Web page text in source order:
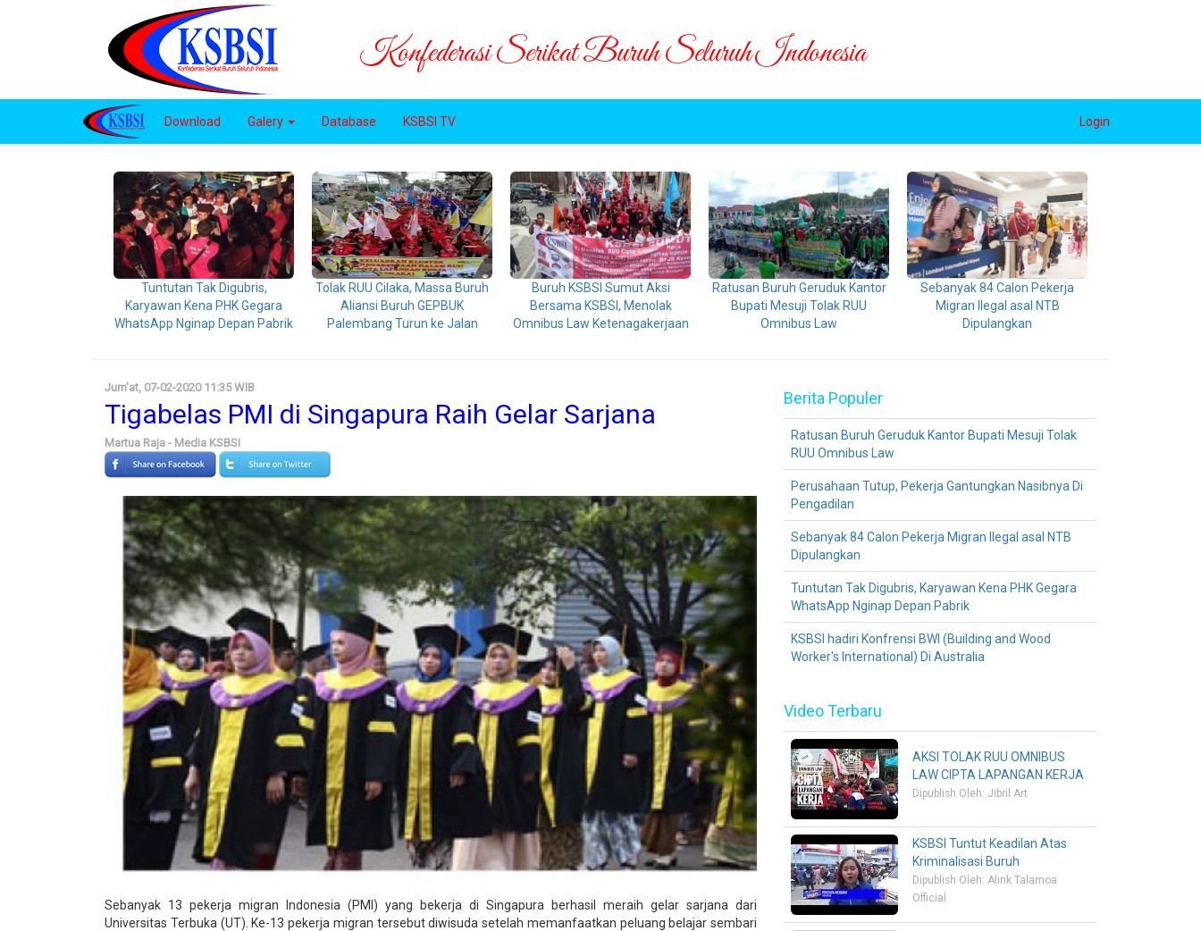
Konfederasi Serikat Buruh Seluruh Indonesia
Download Galery Database KSBSI TV Login
Tuntutan Tak Digubris,
Karyawan Kena PHK Gegara
WhatsApp Nginap Depan Pabrik
Tolak RUU Cilaka, Massa Buruh
Aliansi Buruh GEPBUK
Palembang Turun ke Jalan
Buruh KSBSI Sumut Aksi
Bersama KSBSI, Menolak
Omnibus Law Ketenagakerjaan
Ratusan Buruh Geruduk Kantor
Bupati Mesuji Tolak RUU
Omnibus Law
Sebanyak 84 Calon Pekerja
Migran Ilegal asal NTB
Dipulangkan
Jum'at, 07-02-2020 11:35 WIB
Tigabelas PMI di Singapura Raih Gelar Sarjana
Martua Raja - Media KSBSI
Sebanyak 13 pekerja migran Indonesia (PMI) yang bekerja di Singapura berhasil meraih gelar sarjana dari
Universitas Terbuka (UT). Ke-13 pekerja migran tersebut diwisuda setelah memanfaatkan peluang belajar sembari
Berita Populer
Ratusan Buruh Geruduk Kantor Bupati Mesuji Tolak
RUU Omnibus Law
Perusahaan Tutup, Pekerja Gantungkan Nasibnya Di
Pengadilan
Sebanyak 84 Calon Pekerja Migran Ilegal asal NTB
Dipulangkan
Tuntutan Tak Digubris, Karyawan Kena PHK Gegara
WhatsApp Nginap Depan Pabrik
KSBSI hadiri Konfrensi BWI (Building and Wood
Worker's International) Di Australia
Video Terbaru
AKSI TOLAK RUU OMNIBUS
LAW CIPTA LAPANGAN KERJA
Dipublish Oleh: Jibril Art
KSBSI Tuntut Keadilan Atas
Kriminalisasi Buruh
Dipublish Oleh: Alink Talamoa
Official